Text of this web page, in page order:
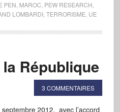
PEN MAROC PEW RESEARCH
LOMBARDI, TERRORISME UE
République
3 COMMENTAIRES
2012, avec l’accord